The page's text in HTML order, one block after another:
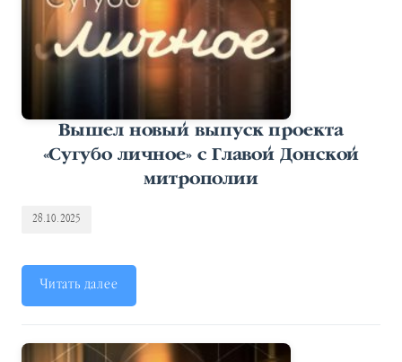
Вышел новый выпуск проекта
«Сугубо личное» с Главой Донской
митрополии
28.10.2025
Читать далее